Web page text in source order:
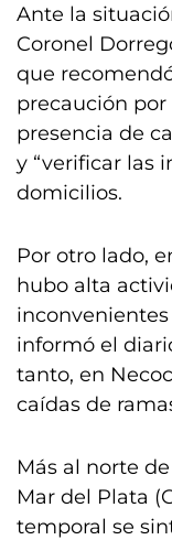
Ante la
Coronel
que
precaución por
presencia de
y “verificar las
domicilios.
Por otro lado,
hubo alta
informó el
tanto, en
caídas de
Más al norte
Mar del Plata
temporal se